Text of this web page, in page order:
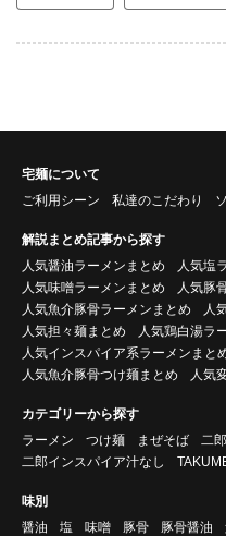
宅麺について
ご利用シーン
私達のこだわり
解説まとめ記事から探す
人気醤油ラーメンまとめ
人気塩
人気味噌ラーメンまとめ
人気豚
人気魚介豚骨ラーメンまとめ
人
人気担々麺まとめ
人気鶏白湯ラ
人気インスパイア系ラーメンまと
人気魚介豚骨つけ麺まとめ
人気
カテゴリーから探す
ラーメン
つけ麺 まぜそば
二
二郎インスパイア汁なし
味別
醤油
塩 味噌 豚骨 豚骨醤油